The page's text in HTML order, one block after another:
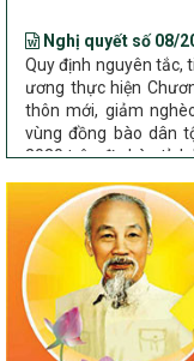
Quy định nguyên tắc,
ương thực hiện
thôn mới, giảm
vùng đồng bào dân
2030 trên địa bàn tỉnh
về đẩy mạnh thực
nông thôn mới,
hội vùng đồng bào
2030 trên địa bàn tỉnh
Quyết định số
Về việc thành lập
dựng nông thôn mới,